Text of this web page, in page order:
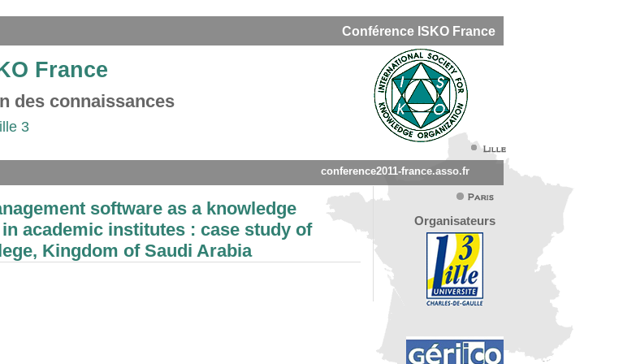
Conférence ISKO France
France
des connaissances
3
conference2011-france.asso.fr
software as a knowledge
academic institutes : case study of
Kingdom of Saudi Arabia
Organisateurs